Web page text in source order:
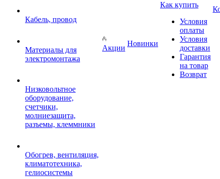
Кабель, провод
Материалы для
электромонтажа
Низковольтное
оборудование,
счетчики,
молниезащита,
разъемы, клеммники
Обогрев, вентиляция,
климатотехника,
гелиосистемы
Акции
Новинки
Как купить
Условия
оплаты
Условия
доставки
Гарантия
на товар
Возврат